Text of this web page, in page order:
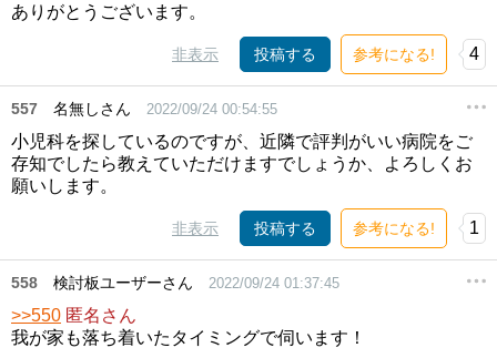
ありがとうございます。
非表示 投稿する 参考になる! 4
557 名無しさん 2022/09/24 00:54:55
小児科を探しているのですが、近隣で評判がいい病院をご
存知でしたら教えていただけますでしょうか、よろしくお
願いします。
非表示 投稿する 参考になる! 1
558 検討板ユーザーさん 2022/09/24 01:37:45
>>550 匿名さん
我が家も落ち着いたタイミングで伺います！